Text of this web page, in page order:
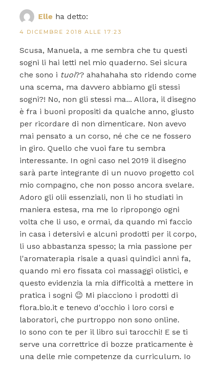
Elle ha detto:
4 DICEMBRE 2018 ALLE 17:23
Scusa, Manuela, a me sembra che tu questi
sogni li hai letti nel mio quaderno. Sei sicura
che sono i tuoi?? ahahahaha sto ridendo come
una scema, ma davvero abbiamo gli stessi
sogni?! No, non gli stessi ma... Allora, il disegno
è fra i buoni propositi da qualche anno, giusto
per ricordare di non dimenticare. Non avevo
mai pensato a un corso, né che ce ne fossero
in giro. Quello che vuoi fare tu sembra
interessante. In ogni caso nel 2019 il disegno
sarà parte integrante di un nuovo progetto col
mio compagno, che non posso ancora svelare.
Adoro gli olii essenziali, non li ho studiati in
maniera estesa, ma me lo ripropongo ogni
volta che li uso, e ormai, da quando mi faccio
in casa i detersivi e alcuni prodotti per il corpo,
li uso abbastanza spesso; la mia passione per
l'aromaterapia risale a quasi quindici anni fa,
quando mi ero fissata coi massaggi olistici, e
questo evidenzia la mia difficoltà a mettere in
pratica i sogni 😉 Mi piacciono i prodotti di
flora.bio.it e tenevo d'occhio i loro corsi e
laboratori, che purtroppo non sono online.
Io sono con te per il libro sui tarocchi! E se ti
serve una correttrice di bozze praticamente è
una delle mie competenze da curriculum. Io